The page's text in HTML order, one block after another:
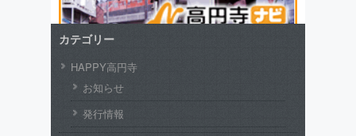
カテゴリー
HAPPY高円寺
お知らせ
発行情報